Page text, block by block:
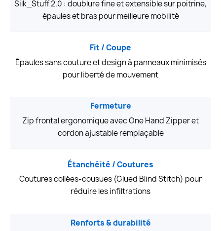
Silk_Stuff 2.0 : doublure fine et extensible sur poitrine,
épaules et bras pour meilleure mobilité
Fit / Coupe
Épaules sans couture et design à panneaux minimisés
pour liberté de mouvement
Fermeture
Zip frontal ergonomique avec One Hand Zipper et
cordon ajustable remplaçable
Étanchéité / Coutures
Coutures collées-cousues (Glued Blind Stitch) pour
réduire les infiltrations
Renforts & durabilité